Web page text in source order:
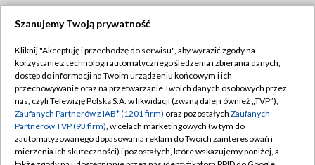
TVP
Abonament TVP
Emisja w TVP
Centrum informacji TVP
Naziemna Telewizja Cyfrowa
Regulamin TVP
Polityka prywatności
Moje zgody
Pomoc
Szanujemy Twoją prywatność
Kliknij "Akceptuję i przechodzę do serwisu", aby wyrazić zgody na
korzystanie z technologii automatycznego śledzenia i zbierania danych,
dostęp do informacji na Twoim urządzeniu końcowym i ich
przechowywanie oraz na przetwarzanie Twoich danych osobowych przez
nas, czyli Telewizję Polską S.A. w likwidacji (zwaną dalej również „TVP”),
Zaufanych Partnerów z IAB* (1201 firm) oraz pozostałych Zaufanych
Partnerów TVP (93 firm), w celach marketingowych (w tym do
zautomatyzowanego dopasowania reklam do Twoich zainteresowań i
mierzenia ich skuteczności) i pozostałych, które wskazujemy poniżej, a